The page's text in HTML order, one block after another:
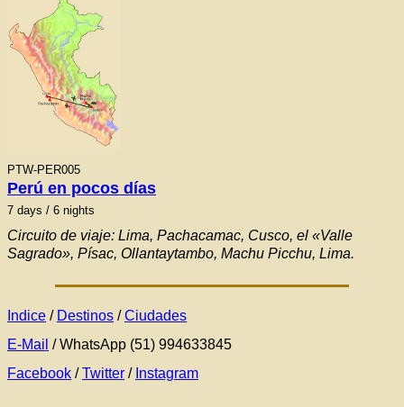
PTW-PER005
Perú en pocos días
7 days / 6 nights
Circuito de viaje: Lima, Pachacamac, Cusco, el «Valle
Sagrado», Písac, Ollantaytambo, Machu Picchu, Lima.
Indice / Destinos /Ciudades
E-Mail / WhatsApp (51) 994633845
Facebook /Twitter / Instagram